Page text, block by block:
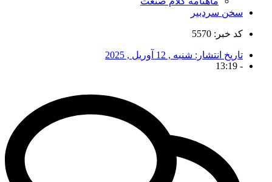
سخن سردبیر
کد خبر: 5570
تاریخ انتشار: شنبه , 12 آوریل , 2025
-
13:19